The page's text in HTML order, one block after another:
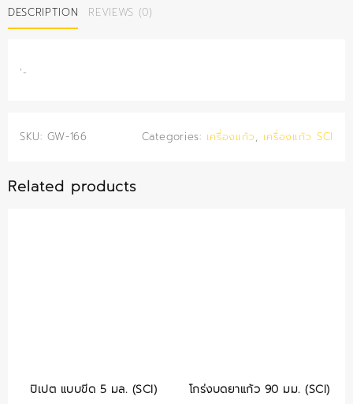
เกลียว
3,000
DESCRIPTION REVIEWS (0)
‘-
SKU: GW-166 Categories: เครื่องแก้ว, เครื่องแก้ว SCI
Related products
ปิเปต แบบขีด 5 มล. (SCI)
โกร่งบดยาแก้ว 90 มม. (SCI)